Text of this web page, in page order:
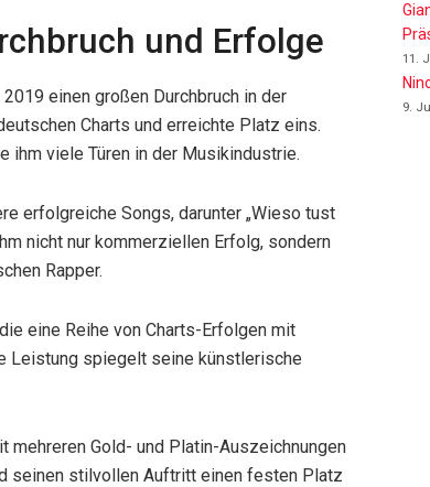
und Erfolge
einen großen Durchbruch in der
Charts und erreichte Platz eins.
ihm viele Türen in der Musikindustrie.
erfolgreiche Songs, darunter „Wieso tust
nicht nur kommerziellen Erfolg, sondern
Rapper.
eine Reihe von Charts-Erfolgen mit
Leistung spiegelt seine künstlerische
Gold- und Platin-Auszeichnungen
seinen stilvollen Auftritt einen festen Platz
11.
9.